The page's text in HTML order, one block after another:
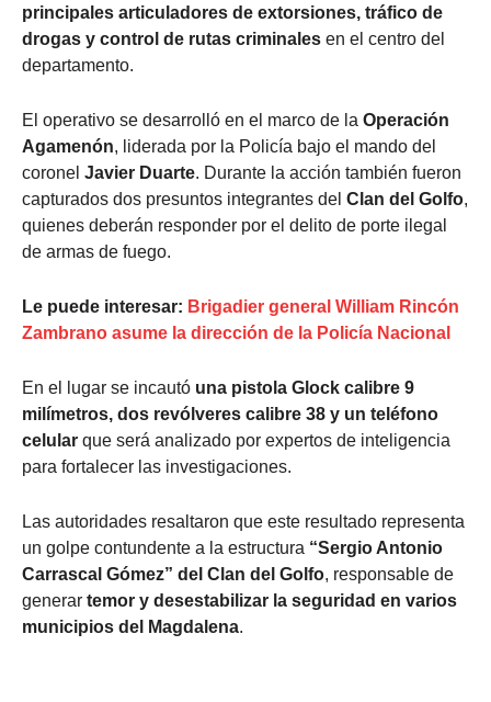
principales articuladores de extorsiones, tráfico de
drogas y control de rutas criminales en el centro del
departamento.
El operativo se desarrolló en el marco de la Operación
Agamenón, liderada por la Policía bajo el mando del
coronel Javier Duarte. Durante la acción también fueron
capturados dos presuntos integrantes del Clan del Golfo,
quienes deberán responder por el delito de porte ilegal
de armas de fuego.
Le puede interesar: Brigadier general William Rincón
Zambrano asume la dirección de la Policía Nacional
En el lugar se incautó una pistola Glock calibre 9
milímetros, dos revólveres calibre 38 y un teléfono
celular que será analizado por expertos de inteligencia
para fortalecer las investigaciones.
Las autoridades resaltaron que este resultado representa
un golpe contundente a la estructura “Sergio Antonio
Carrascal Gómez” del Clan del Golfo, responsable de
generar temor y desestabilizar la seguridad en varios
municipios del Magdalena.